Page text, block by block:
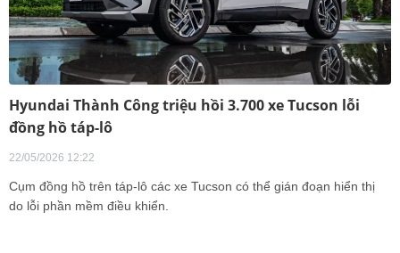
Hyundai Thành Công triệu hồi 3.700 xe Tucson lỗi
đồng hồ táp-lô
22/05/2026 12:22
Cụm đồng hồ trên táp-lô các xe Tucson có thể gián đoạn hiển thị
do lỗi phần mềm điều khiển.